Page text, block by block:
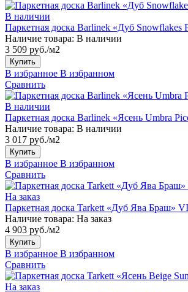
В наличии
Паркетная доска Barlinek «Дуб Snowflakes
Наличие товара: В наличии
3 509 руб./м2
Купить
В избранное В избранном
Сравнить
В наличии
Паркетная доска Barlinek «Ясень Umbra
Наличие товара: В наличии
3 017 руб./м2
Купить
В избранное В избранном
Сравнить
На заказ
Паркетная доска Tarkett «Дуб Ява Браш»
Наличие товара: На заказ
4 903 руб./м2
Купить
В избранное В избранном
Сравнить
На заказ